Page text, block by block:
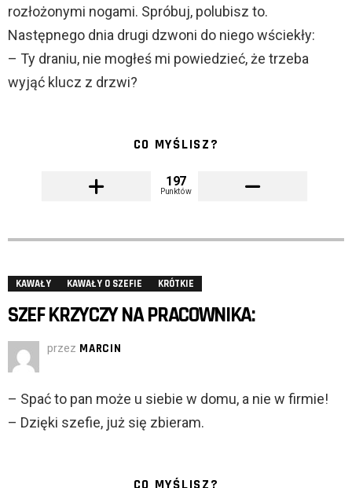
rozłożonymi nogami. Spróbuj, polubisz to.
Następnego dnia drugi dzwoni do niego wściekły:
– Ty draniu, nie mogłeś mi powiedzieć, że trzeba
wyjąć klucz z drzwi?
CO MYŚLISZ?
197
Punktów
KAWAŁY KAWAŁY O SZEFIE KRÓTKIE
SZEF KRZYCZY NA PRACOWNIKA:
przez MARCIN
– Spać to pan może u siebie w domu, a nie w firmie!
– Dzięki szefie, już się zbieram.